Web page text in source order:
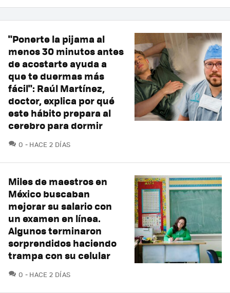
"Ponerte la pijama al
menos 30 minutos antes
de acostarte ayuda a
que te duermas más
fácil": Raúl Martínez,
doctor, explica por qué
este hábito prepara al
cerebro para dormir
0 COMENTARIOS
HACE 2 DÍAS
Miles de maestros en
México buscaban
mejorar su salario con
un examen en línea.
Algunos terminaron
sorprendidos haciendo
trampa con su celular
0 COMENTARIOS
HACE 2 DÍAS